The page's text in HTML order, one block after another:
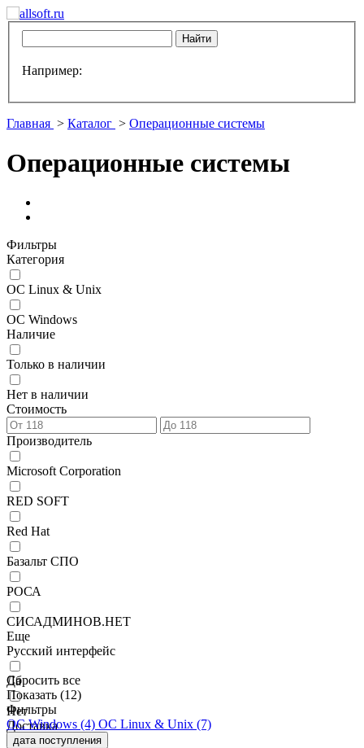
Например:
Главная > Каталог > Операционные системы
Операционные системы
Фильтры
Категория
ОС Linux & Unix
ОС Windows
Наличие
Только в наличии
Нет в наличии
Стоимость
Производитель
Microsoft Corporation
RED SOFT
Red Hat
Базальт СПО
РОСА
СИСАДМИНОВ.НЕТ
Еще
Русский интерфейс
Да
Нет
Доставка
Сбросить все
Показать (12)
Фильтры
ОС Windows (4) ОС Linux & Unix (7)
дата поступления